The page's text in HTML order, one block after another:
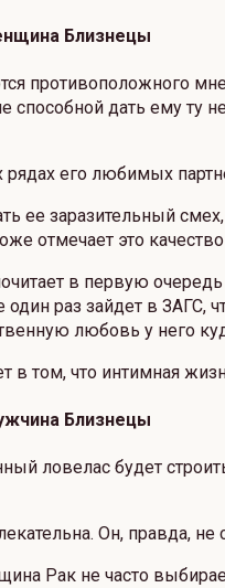
Близнецы
противоположного
способной дать ему ту
его любимых
ее заразительный
отмечает это
в первую
один раз зайдет в
любовь у него
в том, что интимная
Близнецы
ловелас будет
Он, правда, не
Рак не часто